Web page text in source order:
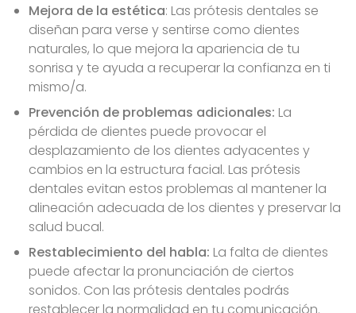
Mejora de la estética: Las prótesis dentales se
diseñan para verse y sentirse como dientes
naturales, lo que mejora la apariencia de tu
sonrisa y te ayuda a recuperar la confianza en ti
mismo/a.
Prevención de problemas adicionales: La
pérdida de dientes puede provocar el
desplazamiento de los dientes adyacentes y
cambios en la estructura facial. Las prótesis
dentales evitan estos problemas al mantener la
alineación adecuada de los dientes y preservar la
salud bucal.
Restablecimiento del habla: La falta de dientes
puede afectar la pronunciación de ciertos
sonidos. Con las prótesis dentales podrás
restablecer la normalidad en tu comunicación.